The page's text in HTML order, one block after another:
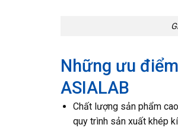
Những ưu
ASIALAB
Chất lượng sản phẩm
quy trình sản xuất khép